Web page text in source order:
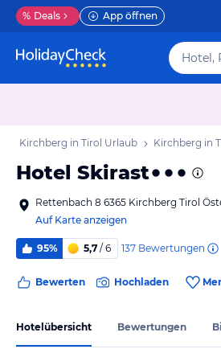
% Deals App öffnen
Kirchberg in Tirol Urlaub Kirchberg in
Hotel Skirast
Rettenbach 8 6365 Kirchberg Tirol
Auf Karte anzeigen
95% 5,7 / 6 137 Bewertungen
Bewerten Hochladen
Hotelübersicht Bewertungen